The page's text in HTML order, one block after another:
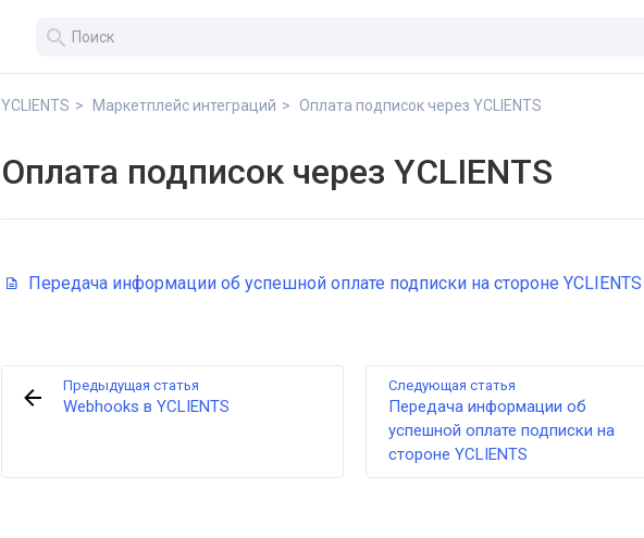
search
YCLIENTS Маркетплейс интеграций Оплата подписок через YCLIENTS
Оплата подписок через YCLIENTS
Передача информации об успешной оплате подписки на стороне YCLIENTS
Предыдущая статья
Webhooks в YCLIENTS
Следующая статья
Передача информации об
успешной оплате подписки на
стороне YCLIENTS